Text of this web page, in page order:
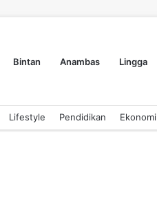
Bintan Anambas Lingga
Lifestyle Pendidikan Ekonomi